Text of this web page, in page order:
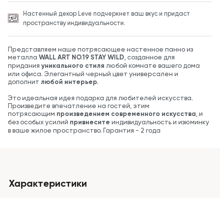
Настенный декор Leve подчеркнет ваш вкус и придаст
пространству индивидуальности.
Представляем наше потрясающее настенное панно из
металла WALL ART NO.19 STAY WILD , созданное для
придания уникального стиля любой комнате вашего дома
или офиса. Элегантный черный цвет универсален и
дополнит любой интерьер.
Это идеальная идея подарка для любителей искусства.
Произведите впечатление на гостей, этим
потрясающим произведением современного искусства , и
без особых усилий привнесите индивидуальность и изюминку
в ваше жилое пространство. Гарантия - 2 года
Характеристики